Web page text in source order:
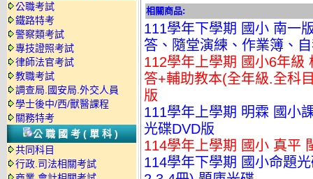
公職考試
鐵路特考
警察類考試
專技證照考試
律師法官考試
教職考試
調查局.國安局.外交人員
學士後中/西/獸醫課程
關務特考
公職國考(單科)
共同科目
行政.司法相關考試
相關商品:
111學年下學期 國小 南一
答、隨堂演練、作業簿、
112學年上學期 國小6年級
答+輔助教本(全年級.全科
版
111學年上學期 明霖 國小
光碟DVD版
114學年上學期 國小 真平
114學年下學期 國小命題